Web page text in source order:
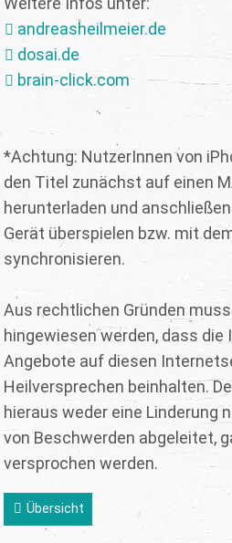
andreasheilmeier.de
dosai.de
brain-click.com
*Achtung: NutzerInnen von
den Titel zunächst auf einen
herunterladen und
Gerät überspielen bzw. mit
synchronisieren.
Aus rechtlichen Gründen
hingewiesen werden, dass die
Angebote auf diesen
Heilversprechen beinhalten.
hieraus weder eine Linderung
von Beschwerden abgeleitet,
versprochen werden.
Übersicht